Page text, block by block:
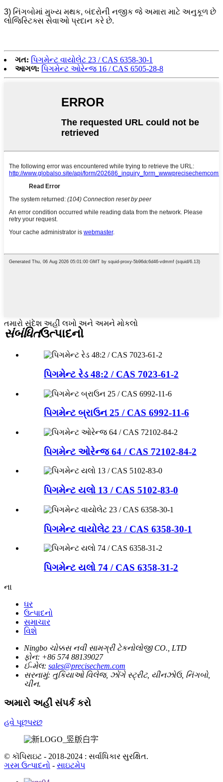
3) નિંગબોમાં મુખ્ય મથક, બંદરોની નજીક જે અમારા માટે અનુકૂળ છે
લોજિસ્ટિક્સ સેવાઓ પ્રદાન કરે છે.
ગત: પિગમેન્ટ વાયોલેટ 23 / CAS 6358-30-1
આગળ: પિગમેન્ટ ઓરેન્જ 16 / CAS 6505-28-8
તમારો સંદેશ અહીં લખો અને અમને મોકલો
સંબંધિતઉત્પાદનો
પિગમેન્ટ રેડ 48:2 / CAS 7023-61-2
પિગમેન્ટ બ્રાઉન 25 / CAS 6992-11-6
પિગમેન્ટ ઓરેન્જ 64 / CAS 72102-84-2
પિગમેન્ટ યલો 13 / CAS 5102-83-0
પિગમેન્ટ વાયોલેટ 23 / CAS 6358-30-1
પિગમેન્ટ યલો 74 / CAS 6358-31-2
ના
ઘર
ઉત્પાદનો
સમાચાર
વિશે
Ningbo ચોક્કસ નવી સામગ્રી ટેકનોલોજી CO., LTD
ફોન: +86 574 88139027
ઈ-મેલ: sales@precisechem.com
સરનામું: તુકિયાઓ વિલેજ, ઝોંગે સ્ટ્રીટ, યીનઝોઉ, નિંગબો,
ચીન.
અમારો અહીં સંપર્ક કરો
હવે પૂછપરછ
© કૉપિરાઇટ - 2018-2024 : સર્વાધિકાર સુરક્ષિત.
ગરમ ઉત્પાદનો - સાઇટમેપ